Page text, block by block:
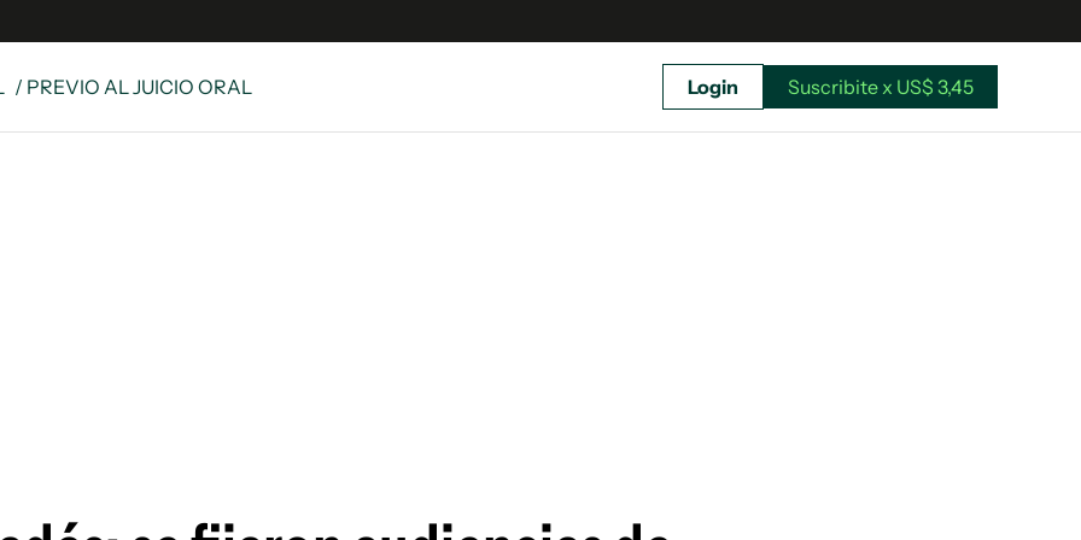
/ PREVIO AL JUICIO ORAL Login Suscribite x US$ 3,45